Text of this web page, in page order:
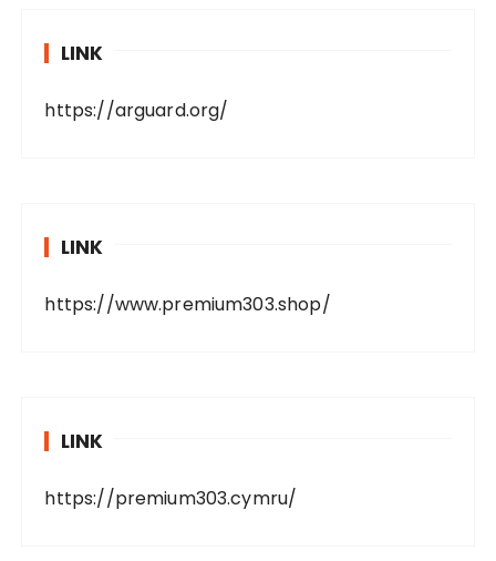
LINK
https://arguard.org/
LINK
https://www.premium303.shop/
LINK
https://premium303.cymru/